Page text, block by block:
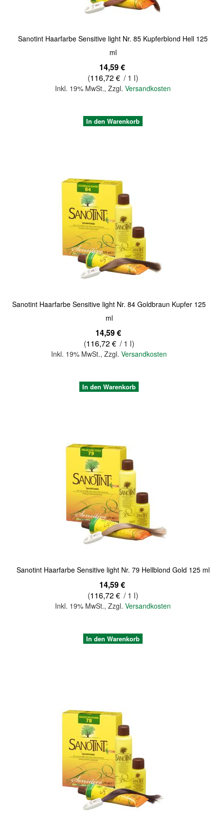
Sanotint Haarfarbe Sensitive light Nr. 85 Kupferblond Hell 125
ml
14,59 €
(116,72 € / 1 l)
Inkl. 19% MwSt.,Zzgl.Versandkosten
In den Warenkorb
Sanotint Haarfarbe Sensitive light Nr. 84 Goldbraun Kupfer 125
ml
14,59 €
(116,72 € / 1 l)
Inkl. 19% MwSt., Zzgl. Versandkosten
In den Warenkorb
Sanotint Haarfarbe Sensitive light Nr. 79 Hellblond Gold 125 ml
14,59 €
(116,72 € / 1 l)
Inkl. 19% MwSt.,Zzgl.Versandkosten
In den Warenkorb